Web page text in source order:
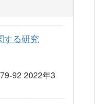
する研究
92 2022年3